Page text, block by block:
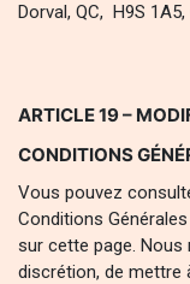
Dorval, QC, H9S 1A5,
ARTICLE 19 –
CONDITIONS
Vous pouvez
Conditions
sur cette page. Nous
discrétion, de mettre